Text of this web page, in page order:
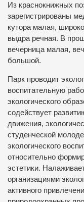
Из краснокнижных
зарегистрированы
кутора малая,
выдра речная. В
вечерница малая,
большой.
Парк проводит
воспитательную
экологического
содействует
движения,
студенческой
экологического
относительно
эстетики.
организациями
активного